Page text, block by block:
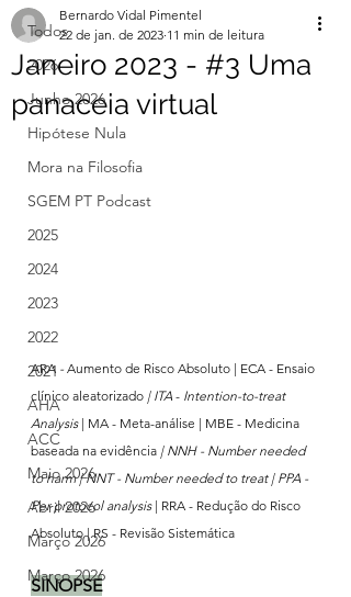
Todos
2026
Junho 2026
Hipótese Nula
Mora na Filosofia
SGEM PT Podcast
2025
2024
2023
2022
2021
AHA
ACC
Maio 2026
Abril 2026
Março 2026
Março 2026
Janeiro 2023 - #3 Uma
panaceia virtual
Bernardo Vidal Pimentel
22 de jan. de 2023 11 min de leitura
ARA - Aumento de Risco Absoluto | ECA - Ensaio
clínico aleatorizado | ITA - Intention-to-treat
Analysis | MA - Meta-análise | MBE - Medicina
baseada na evidência | NNH - Number needed
to harm | NNT - Number needed to treat | PPA -
Per protocol analysis | RRA - Redução do Risco
Absoluto | RS - Revisão Sistemática
SINOPSE